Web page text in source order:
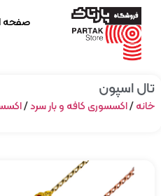
صفحه
تال اسپون
خانه/اکسسوری کافه و بار سرد/